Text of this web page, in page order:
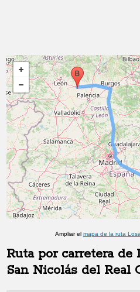
Ampliar el mapa de la ruta
Ruta por carretera de
San Nicolás del Real